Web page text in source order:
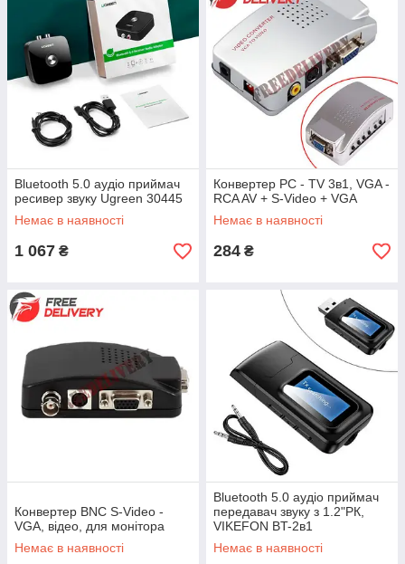
Bluetooth 5.0 аудіо приймач
ресивер звуку Ugreen 30445
Немає в наявності
1 067 ₴
Конвертер PC - TV 3в1, VGA -
RCA AV + S-Video + VGA
Немає в наявності
284 ₴
Конвертер BNC S-Video -
VGA, відео, для монітора
Немає в наявності
Bluetooth 5.0 аудіо приймач
передавач звуку з 1.2"РК,
VIKEFON BT-2в1
Немає в наявності